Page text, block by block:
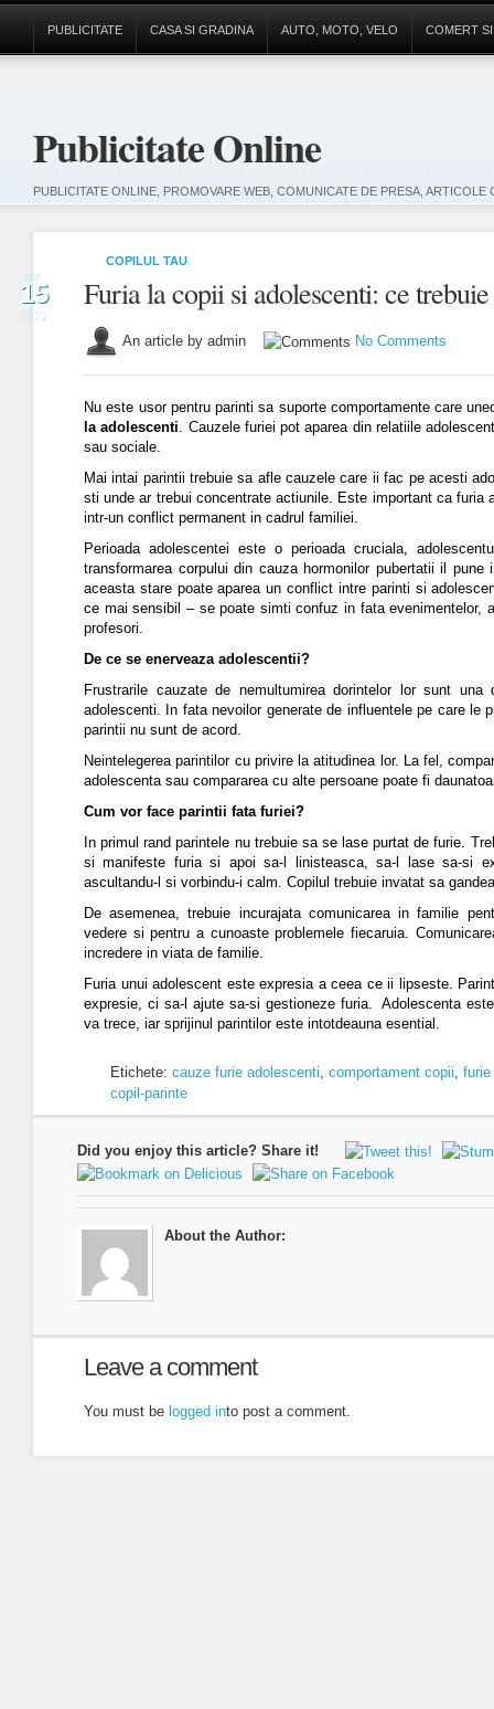
Publicitate Online
PUBLICITATE ONLINE, PROMOVARE WEB, COMUNICATE DE PRESA,
PUBLICITATE CASA SI GRADINA AUTO, MOTO, VELO COMERT
apr.
15
2021
COPILUL TAU
Furia la copii si adolescenti: ce
An article by admin No Comments
Nu este usor pentru parinti sa suporte comportamente care
la adolescenti. Cauzele furiei pot aparea din relatiile
sau sociale.
Mai intai parintii trebuie sa afle cauzele care ii fac pe acesti
sti unde ar trebui concentrate actiunile. Este important ca furia
intr-un conflict permanent in cadrul familiei.
Perioada adolescentei este o perioada cruciala,
transformarea corpului din cauza hormonilor pubertatii il
aceasta stare poate aparea un conflict intre parinti si
ce mai sensibil – se poate simti confuz in fata evenimentelor,
profesori.
De ce se enerveaza adolescentii?
Frustrarile cauzate de nemultumirea dorintelor lor sunt
adolescenti. In fata nevoilor generate de influentele pe care le
parintii nu sunt de acord.
Neintelegerea parintilor cu privire la atitudinea lor. La fel,
adolescenta sau compararea cu alte persoane poate fi
Cum vor face parintii fata furiei?
In primul rand parintele nu trebuie sa se lase purtat de furie.
si manifeste furia si apoi sa-l linisteasca, sa-l lase sa-si
ascultandu-l si vorbindu-i calm. Copilul trebuie invatat sa
De asemenea, trebuie incurajata comunicarea in familie
vedere si pentru a cunoaste problemele fiecaruia.
incredere in viata de familie.
Furia unui adolescent este expresia a ceea ce ii lipseste.
expresie, ci sa-l ajute sa-si gestioneze furia.Adolescenta
va trece, iar sprijinul parintilor este intotdeauna esential.
Etichete: cauze furie adolescenti, comportament copii,
copil-parinte
Did you enjoy this article? Share it!
About the Author:
Leave a comment
You must be logged into post a comment.